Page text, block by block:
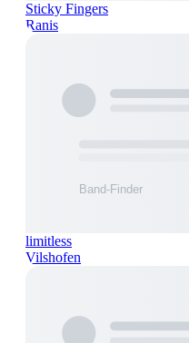
Sticky Fingers
Ranis
limitless
Vilshofen